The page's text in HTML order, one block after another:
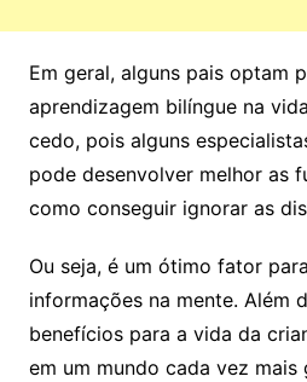
Em geral, alguns pais optam
aprendizagem bilíngue na
cedo, pois alguns
pode desenvolver melhor as
como conseguir ignorar as
Ou seja, é um ótimo fator
informações na mente. Além
benefícios para a vida da
em um mundo cada vez mais